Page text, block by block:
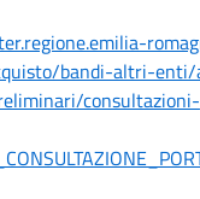
bandi-altri-